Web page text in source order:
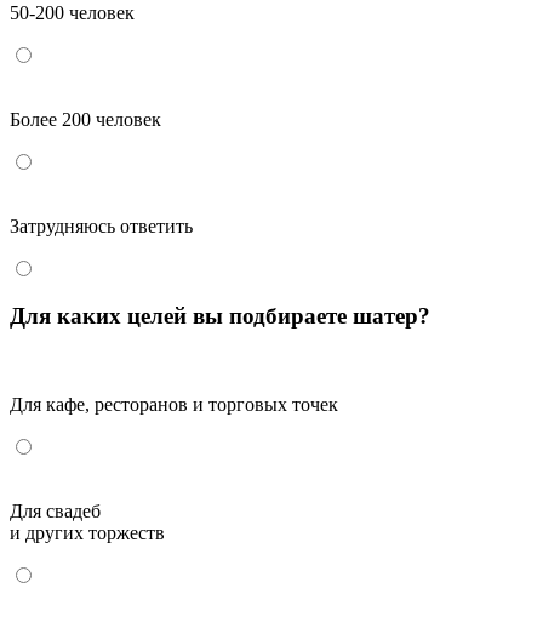
50-200 человек
Более 200 человек
Затрудняюсь ответить
Для каких целей вы подбираете шатер?
Для кафе, ресторанов и торговых точек
Для свадеб
и других торжеств